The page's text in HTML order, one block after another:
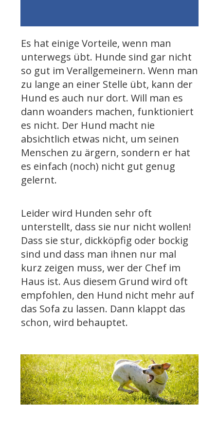
Es hat einige Vorteile, wenn man
unterwegs übt. Hunde sind gar nicht
so gut im Verallgemeinern. Wenn man
zu lange an einer Stelle übt, kann der
Hund es auch nur dort. Will man es
dann woanders machen, funktioniert
es nicht. Der Hund macht nie
absichtlich etwas nicht, um seinen
Menschen zu ärgern, sondern er hat
es einfach (noch) nicht gut genug
gelernt.
Leider wird Hunden sehr oft
unterstellt, dass sie nur nicht wollen!
Dass sie stur, dickköpfig oder bockig
sind und dass man ihnen nur mal
kurz zeigen muss, wer der Chef im
Haus ist. Aus diesem Grund wird oft
empfohlen, den Hund nicht mehr auf
das Sofa zu lassen. Dann klappt das
schon, wird behauptet.